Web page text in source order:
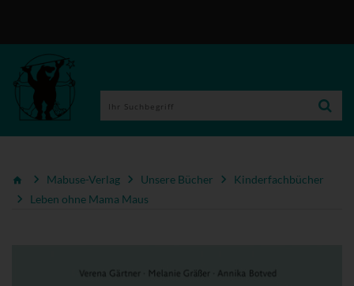
Mabuse-Verlag Unsere Bücher
Kinderfachbücher
Leben ohne Mama Maus